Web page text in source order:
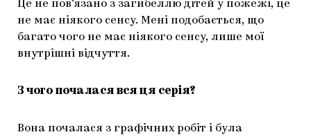
Це не пов’язано з загибеллю дітей у пожежі, це
не має ніякого сенсу. Мені подобається, що
багато чого не має ніякого сенсу, лише мої
внутрішні відчуття.
З чого почалася вся ця серія?
Вона почалася з графічних робіт і була